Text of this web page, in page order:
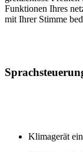
Funktionen Ihres
mit Ihrer Stimme
Klimagerät